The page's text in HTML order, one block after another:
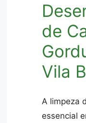
de
Vila
A limpeza
essencial